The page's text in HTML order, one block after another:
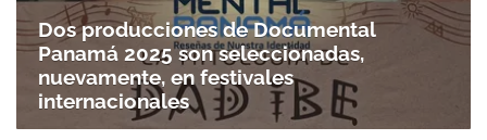
Dos producciones de Documental
Panamá 2025 son seleccionadas,
nuevamente, en festivales
internacionales